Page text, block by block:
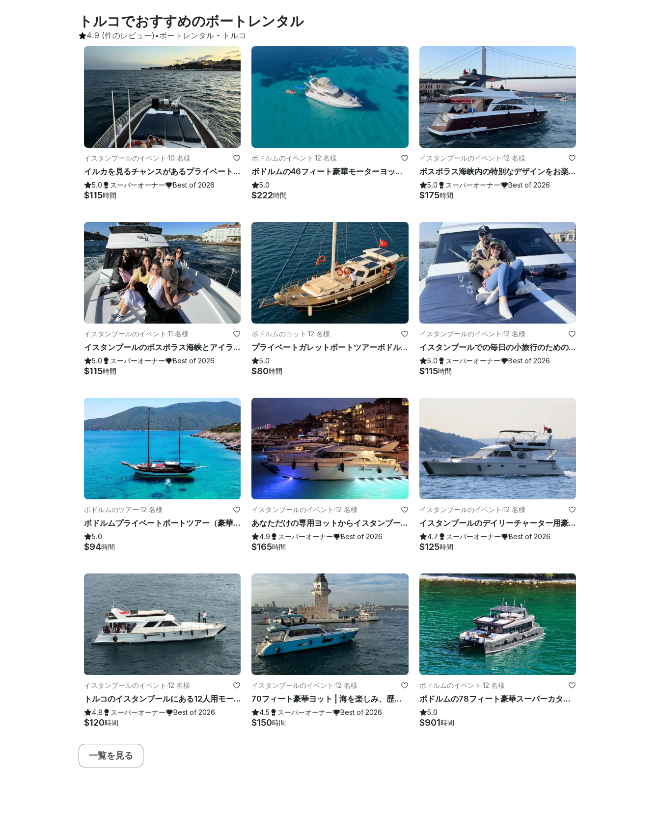
トルコでおすすめのボートレンタル
4.9 (件のレビュー) •ボートレンタル - トルコ
イスタンブールのイベント ·10 名様
イルカを見るチャンスがあるプライベートヨットクルーズ
5.0 スーパーオーナー Best of 2026
$115時間
ボドルムのイベント ·12 名様
ボドルムの46フィート豪華モーターヨット！ボドルムの隠れた入り江で楽しんでください！
5.0
$222時間
イスタンブールのイベント ·12 名様
ボスポラス海峡内の特別なデザインをお楽しみください
5.0 スーパーオーナー Best of 2026
$175時間
イスタンブールのイベント ·11 名様
イスタンブールのボスポラス海峡とアイランドエスケープ
5.0 スーパーオーナー Best of 2026
$115時間
ボドルムのヨット ·12 名様
プライベートガレットボートツアーボドルム-ボドルムボートツアー
5.0
$80時間
イスタンブールのイベント ·12 名様
イスタンブールでの毎日の小旅行のための豪華なモーターヨットチャーター
5.0 スーパーオーナー Best of 2026
$115時間
ボドルムのツアー·12 名様
ボドルムプライベートボートツアー（豪華ガレット付き）
5.0
$94時間
イスタンブールのイベント ·12 名様
あなただけの専用ヨットからイスタンブールの信じられないほどの美しさを味わってください！
4.9 スーパーオーナー Best of 2026
$165時間
イスタンブールのイベント ·12 名様
イスタンブールのデイリーチャーター用豪華ヨット
4.7 スーパーオーナー Best of 2026
$125時間
イスタンブールのイベント ·12 名様
トルコのイスタンブールにある12人用モーターヨット！
4.8 スーパーオーナー Best of 2026
$120時間
イスタンブールのイベント ·12 名様
70フィート豪華ヨット | 海を楽しみ、歴史的な場所も見ることができます！
4.5 スーパーオーナー Best of 2026
$150時間
ボドルムのイベント ·12 名様
ボドルムの78フィート豪華スーパーカタマラン！トルコの海岸を楽しんでください！
5.0
$901時間
一覧を見る